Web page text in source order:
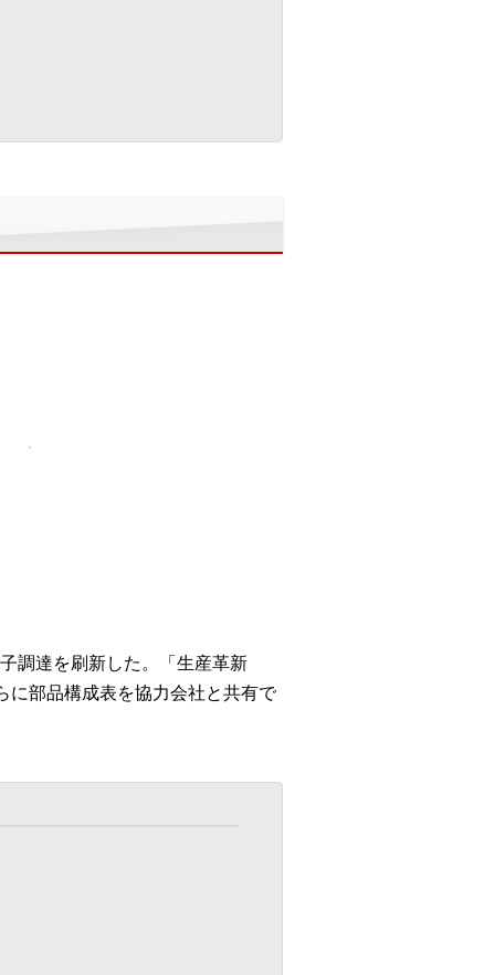
調達を刷新した。「生産革新
に部品構成表を協力会社と共有で